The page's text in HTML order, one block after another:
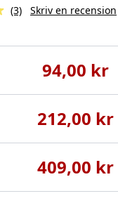
(3) Skriv en recension
94,00 kr
212,00 kr
409,00 kr